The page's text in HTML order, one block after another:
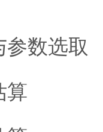
数选取
算